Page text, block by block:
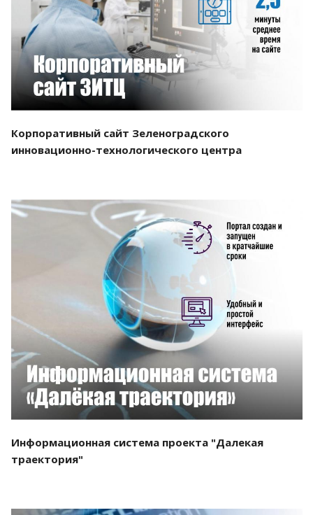
Смотреть проект
Корпоративный сайт Зеленоградского
инновационно-технологического центра
Смотреть проект
Информационная система проекта "Далекая
траектория"